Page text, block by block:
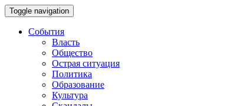
Toggle navigation
События
Власть
Общество
Острая ситуация
Политика
Образование
Культура